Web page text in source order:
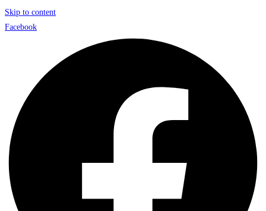
Skip to content
Facebook